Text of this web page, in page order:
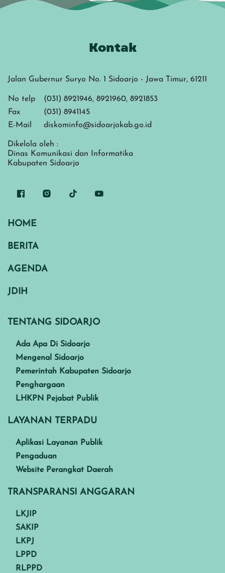
Kontak
Jalan Gubernur Suryo No. 1 Sidoarjo - Jawa Timur, 61211
No telp
(031) 8921946, 8921960, 8921853
Fax
(031) 8941145
E-Mail
diskominfo@sidoarjokab.go.id
Dikelola oleh :
Dinas Komunikasi dan Informatika
Kabupaten Sidoarjo
HOME
BERITA
AGENDA
JDIH
TENTANG SIDOARJO
Ada Apa Di Sidoarjo
Mengenal Sidoarjo
Pemerintah Kabupaten Sidoarjo
Penghargaan
LHKPN Pejabat Publik
LAYANAN TERPADU
Aplikasi Layanan Publik
Pengaduan
Website Perangkat Daerah
TRANSPARANSI ANGGARAN
LKJIP
SAKIP
LKPJ
LPPD
RLPPD